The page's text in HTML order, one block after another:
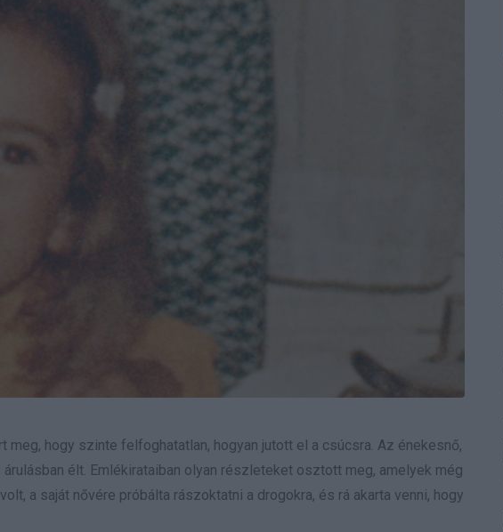
meg, hogy szinte felfoghatatlan, hogyan jutott el a csúcsra. Az énekesnő,
élt. Emlékirataiban olyan részleteket osztott meg, amelyek még
a saját nővére próbálta rászoktatni a drogokra, és rá akarta venni, hogy